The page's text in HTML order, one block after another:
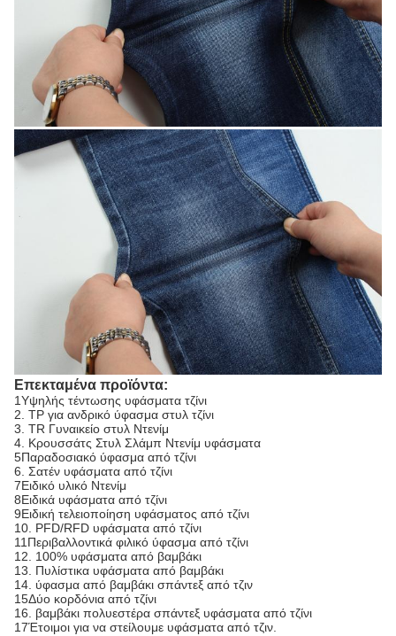
Επεκταμένα προϊόντα:
1Υψηλής τέντωσης υφάσματα τζίνι
2. ΤΡ για ανδρικό ύφασμα στυλ τζίνι
3. TR Γυναικείο στυλ Ντενίμ
4. Κρουσσάτς Στυλ Σλάμπ Ντενίμ υφάσματα
5Παραδοσιακό ύφασμα από τζίνι
6. Σατέν υφάσματα από τζίνι
7Ειδικό υλικό Ντενίμ
8Ειδικά υφάσματα από τζίνι
9Ειδική τελειοποίηση υφάσματος από τζίνι
10. PFD/RFD υφάσματα από τζίνι
11Περιβαλλοντικά φιλικό ύφασμα από τζίνι
12. 100% υφάσματα από βαμβάκι
13. Πυλίστικα υφάσματα από βαμβάκι
14. ύφασμα από βαμβάκι σπάντεξ από τζιν
15Δύο κορδόνια από τζίνι
16. βαμβάκι πολυεστέρα σπάντεξ υφάσματα από τζίνι
17Έτοιμοι για να στείλουμε υφάσματα από τζιν.